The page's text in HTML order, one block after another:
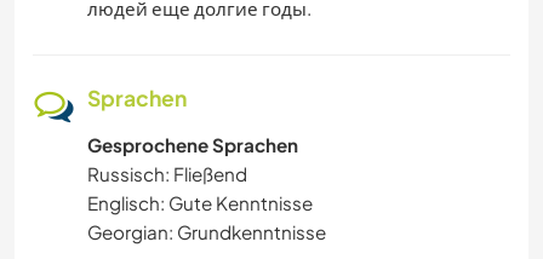
людей еще долгие годы.
Sprachen
Gesprochene Sprachen
Russisch: Fließend
Englisch: Gute Kenntnisse
Georgian: Grundkenntnisse